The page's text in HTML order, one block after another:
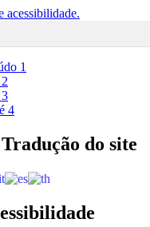
acessibilidade.
Acesso à
1
2
3
4
do site